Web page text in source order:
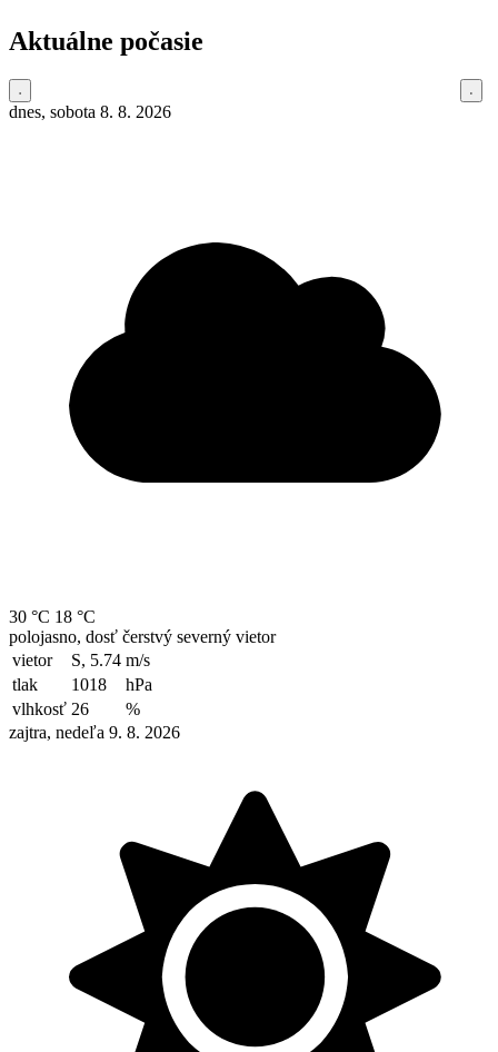
Aktuálne počasie
dnes, sobota 8. 8. 2026
30 °C 18 °C
polojasno, dosť čerstvý severný vietor
vietor
S, 5.74 m/s
tlak
1018
hPa
vlhkosť 26
%
zajtra, nedeľa 9. 8. 2026